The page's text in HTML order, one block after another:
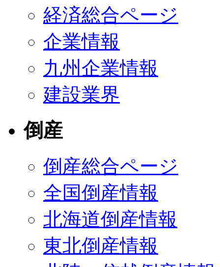
経済総合ページ
企業情報
九州企業情報
建設業界
倒産
倒産総合ページ
全国倒産情報
北海道倒産情報
東北倒産情報